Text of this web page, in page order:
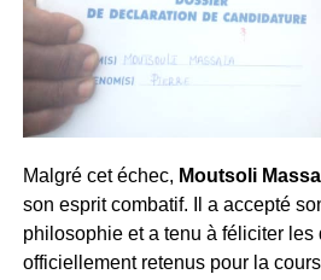
Malgré cet échec, Moutsoli
son esprit combatif. Il a accepté
philosophie et a tenu à féliciter les
officiellement retenus pour la